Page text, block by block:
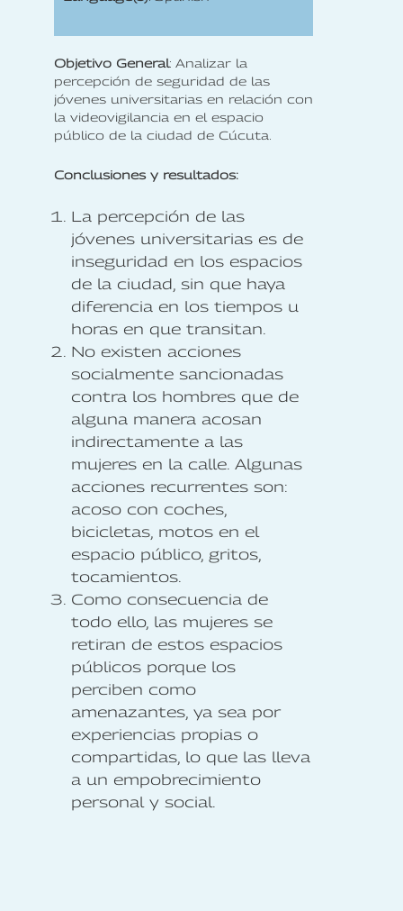
Objetivo General: Analizar la
percepción de seguridad de las
jóvenes universitarias en relación con
la videovigilancia en el espacio
público de la ciudad de Cúcuta.
Conclusiones y resultados:
La percepción de las
jóvenes universitarias es de
inseguridad en los espacios
de la ciudad, sin que haya
diferencia en los tiempos u
horas en que transitan.
No existen acciones
socialmente sancionadas
contra los hombres que de
alguna manera acosan
indirectamente a las
mujeres en la calle. Algunas
acciones recurrentes son:
acoso con coches,
bicicletas, motos en el
espacio público, gritos,
tocamientos.
Como consecuencia de
todo ello, las mujeres se
retiran de estos espacios
públicos porque los
perciben como
amenazantes, ya sea por
experiencias propias o
compartidas, lo que las lleva
a un empobrecimiento
personal y social.